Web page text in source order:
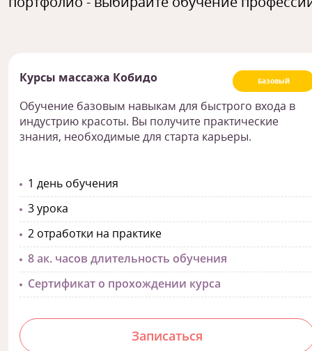
Базовый
Курсы массажа Кобидо
Обучение базовым навыкам для быстрого входа в
индустрию красоты. Вы получите практические
знания, необходимые для старта карьеры.
1 день обучения
3 урока
2 отработки на практике
8 ак. часов длительность обучения
Сертификат о прохождении курса
Записаться